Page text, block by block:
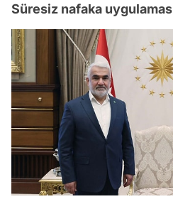
Süresiz nafaka